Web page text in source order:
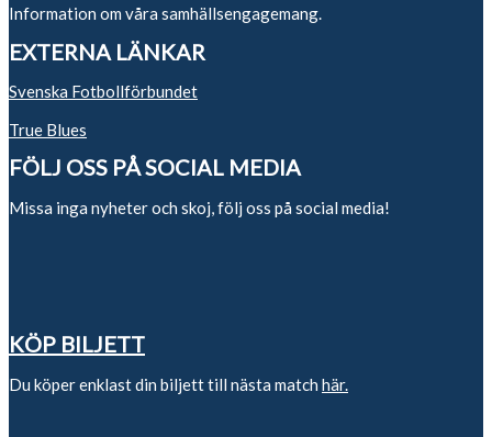
Information om våra samhällsengagemang.
EXTERNA LÄNKAR
Svenska Fotbollförbundet
True Blues
FÖLJ OSS PÅ SOCIAL MEDIA
Missa inga nyheter och skoj, följ oss på social media!
KÖP BILJETT
Du köper enklast din biljett till nästa match här.